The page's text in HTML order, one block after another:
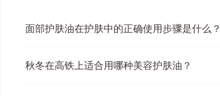
面部护肤油在护肤中的正确使用步骤是什么？
秋冬在高铁上适合用哪种美容护肤油？